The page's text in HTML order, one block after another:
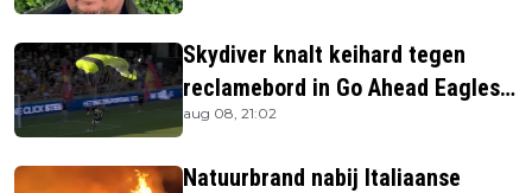
Skydiver knalt keihard tegen
reclamebord in Go Ahead Eagles-
stadion
aug 08, 21:02
Natuurbrand nabij Italiaanse